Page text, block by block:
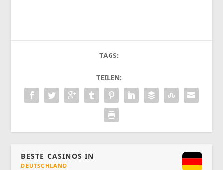
TAGS:
TEILEN:
BESTE CASINOS IN
DEUTSCHLAND